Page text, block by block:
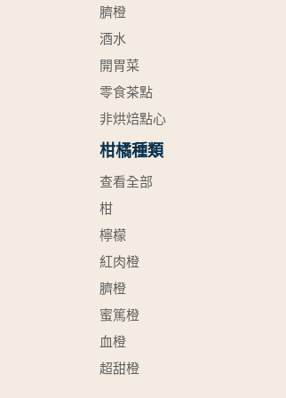
臍橙
酒水
開胃菜
零食茶點
非烘焙點心
柑橘種類
查看全部
柑
檸檬
紅肉橙
臍橙
蜜篤橙
血橙
超甜橙